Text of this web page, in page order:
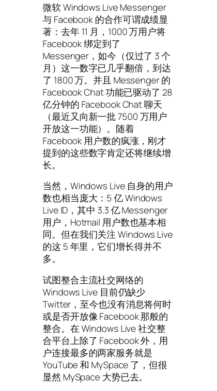
微软 Windows Live Messenger
与 Facebook 的合作可谓成绩显
著：去年 11 月，1000 万用户将
Facebook 绑定到了
Messenger，如今（仅过了 3 个
月）这一数字已几乎翻倍，到达
了 1800 万。并且 Messenger 的
Facebook Chat 功能已驱动了 28
亿分钟的 Facebook Chat 聊天
（最近又向新一批 7500 万用户
开放这一功能）。随着
Facebook 用户数的疯涨，刚才
提到的这些数字肯定还将继续增
长。
当然，Windows Live 自身的用户
数也相当庞大：5 亿 Windows
Live ID，其中 3.3 亿 Messenger
用户，Hotmail 用户数也基本相
同。但在我们关注 Windows Live
的这 5 年里，它们增长得并不
多。
试图整合主流社交网络的
Windows Live 目前仍缺少
Twitter，至今也没有消息将何时
或是否开放像 Facebook 那般的
整合。在 Windows Live 社交整
合平台上除了 Facebook 外，用
户连接最多的两家服务就是
YouTube 和 MySpace 了，但很
显然 MySpace 大势已去。